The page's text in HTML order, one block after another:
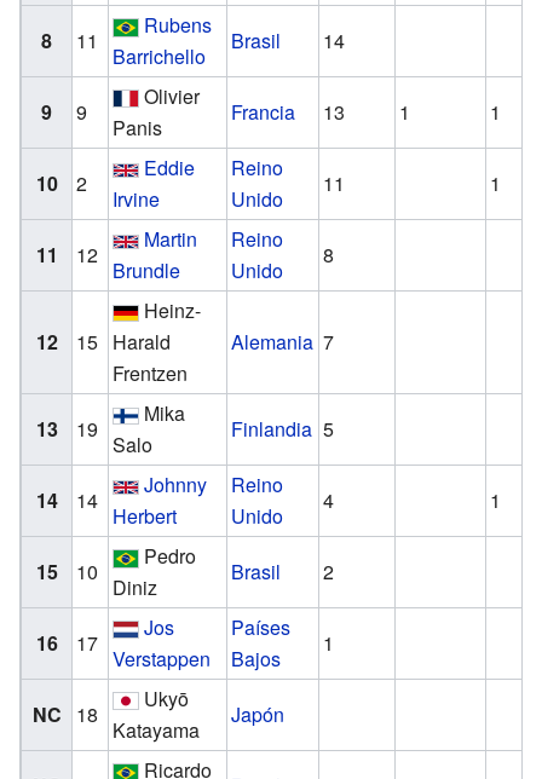
8 11
Rubens
Barrichello
Brasil 14
9 9
Olivier
Panis
Francia 13 1 1
10 2
Eddie
Irvine
Reino
Unido
11 1
11 12
Martin
Brundle
Reino
Unido
8
12 15
Heinz-
Harald
Frentzen
Alemania 7
13 19
Mika
Salo
Finlandia 5
14 14
Johnny
Herbert
Reino
Unido
4 1
15 10
Pedro
Diniz
Brasil 2
16 17
Jos
Verstappen
Países
Bajos
1
NC 18
Ukyō
Katayama
Japón
Ricardo